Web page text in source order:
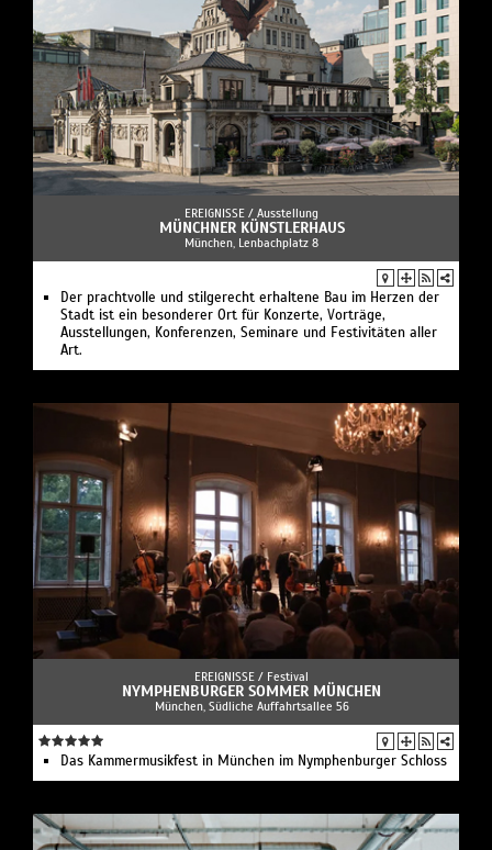
EREIGNISSE / Ausstellung
MÜNCHNER KÜNSTLERHAUS
München, Lenbachplatz 8
Der prachtvolle und stilgerecht erhaltene Bau im Herzen der
Stadt ist ein besonderer Ort für Konzerte, Vorträge,
Ausstellungen, Konferenzen, Seminare und Festivitäten aller
Art.
EREIGNISSE / Festival
NYMPHENBURGER SOMMER MÜNCHEN
München, Südliche Auffahrtsallee 56
Das Kammermusikfest in München im Nymphenburger Schloss